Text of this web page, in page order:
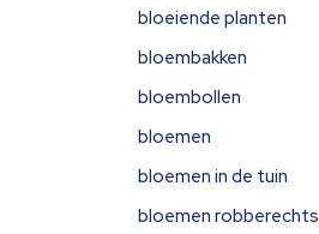
bloeiende planten
bloembakken
bloembollen
bloemen
bloemen in de tuin
bloemen robberechts